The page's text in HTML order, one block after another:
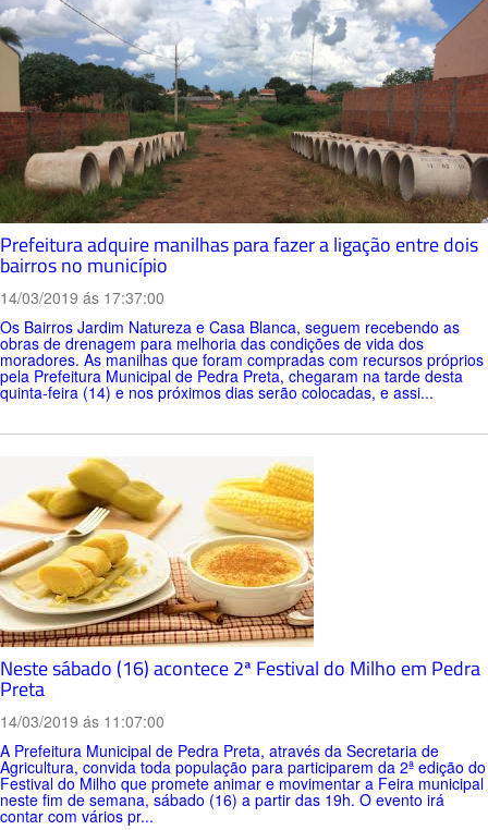
Prefeitura adquire manilhas para fazer a ligação entre dois
bairros no município
14/03/2019 ás 17:37:00
Os Bairros Jardim Natureza e Casa Blanca, seguem recebendo as
obras de drenagem para melhoria das condições de vida dos
moradores. As manilhas que foram compradas com recursos próprios
pela Prefeitura Municipal de Pedra Preta, chegaram na tarde desta
quinta-feira (14) e nos próximos dias serão colocadas, e assi...
Neste sábado (16) acontece 2ª Festival do Milho em Pedra
Preta
14/03/2019 ás 11:07:00
A Prefeitura Municipal de Pedra Preta, através da Secretaria de
Agricultura, convida toda população para participarem da 2ª edição do
Festival do Milho que promete animar e movimentar a Feira municipal
neste fim de semana, sábado (16) a partir das 19h. O evento irá
contar com vários pr...